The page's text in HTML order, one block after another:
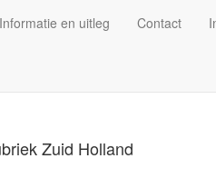
Informatie en uitleg Contact
Zuid Holland